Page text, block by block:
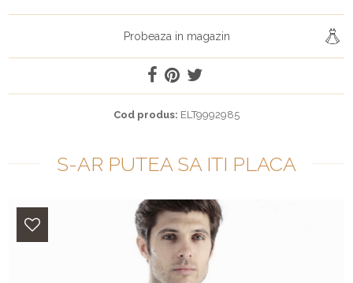
Probeaza in magazin
Cod produs: ELT9992985
S-AR PUTEA SA ITI PLACA